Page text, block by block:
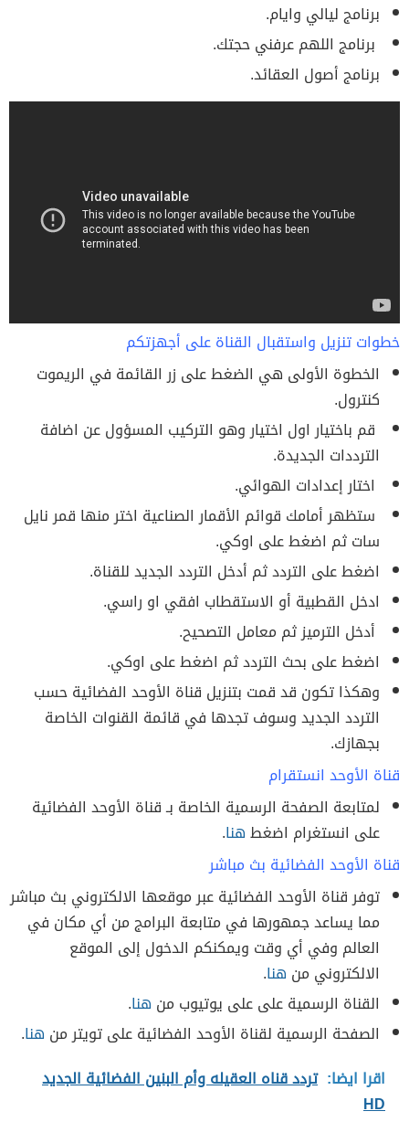
برنامج ليالي وايام.
برنامج اللهم عرفني حجتك.
برنامج أصول العقائد.
خطوات تنزيل واستقبال القناة على أجهزتكم
الخطوة الأولى هي الضغط على زر القائمة في الريموت
كنترول.
قم باختيار اول اختيار وهو التركيب المسؤول عن اضافة
الترددات الجديدة.
اختار إعدادات الهوائي.
ستظهر أمامك قوائم الأقمار الصناعية اختر منها قمر نايل
سات ثم اضغط على اوكي.
اضغط على التردد ثم أدخل التردد الجديد للقناة.
ادخل القطبية أو الاستقطاب افقي او راسي.
أدخل الترميز ثم معامل التصحيح.
اضغط على بحث التردد ثم اضغط على اوكي.
وهكذا تكون قد قمت بتنزيل قناة الأوحد الفضائية حسب
التردد الجديد وسوف تجدها في قائمة القنوات الخاصة
بجهازك.
قناة الأوحد انستقرام
لمتابعة الصفحة الرسمية الخاصة بـ قناة الأوحد الفضائية
على انستغرام اضغطهنا.
قناة الأوحد الفضائية بث مباشر
توفر قناة الأوحد الفضائية عبر موقعها الالكتروني بث مباشر
مما يساعد جمهورها في متابعة البرامج من أي مكان في
العالم وفي أي وقت ويمكنكم الدخول إلى الموقع
الالكتروني من هنا.
القناة الرسمية على على يوتيوب من هنا.
الصفحة الرسمية لقناة الأوحد الفضائية على تويتر من هنا.
اقرا ايضا: تردد قناه العقيله وأم البنين الفضائية الجديد
HD